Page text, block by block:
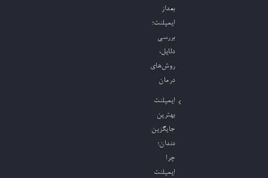
بعداز
ایمپلنت؛
بررسی
دلایل،
روش‌های
درمان
ایمپلنت
بهترین
جایگزین
دندان؛
چرا
ایمپلنت